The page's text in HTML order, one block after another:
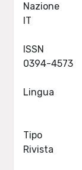
Nazione
ISSN
Lingua
Tipo
Rivista